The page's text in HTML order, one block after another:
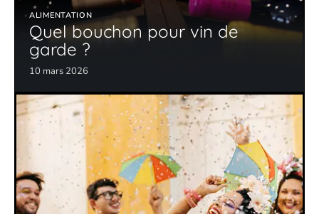
ALIMENTATION
Quel bouchon pour vin de
garde ?
10 mars 2026